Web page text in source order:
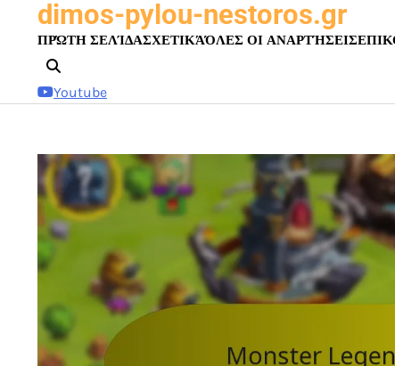
dimos-pylou-nestoros.gr
ΠΡΏΤΗ ΣΕΛΊΔΑΣΧΕΤΙΚΆΌΛΕΣ ΟΙ ΑΝΑΡΤΉΣΕΙΣ
Youtube